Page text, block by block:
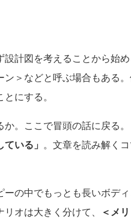
計図を考えることから始
＞などと呼ぶ場合もある
にする。
。ここで冒頭の話に戻る。
いる」 。文章を読み解く
の中でもっとも長いボデ
オは大きく分けて、
＜メ